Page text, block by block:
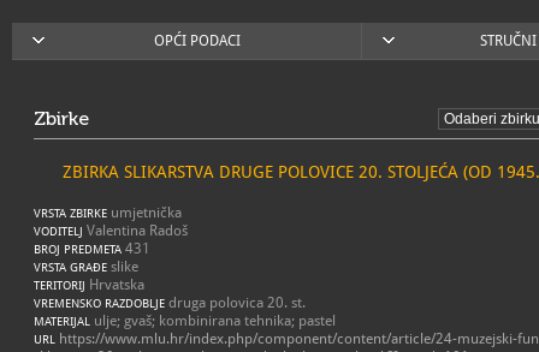
OPĆI PODACI
Zbirke
ZBIRKA SLIKARSTVA DRUGE POLOVICE 20. STOLJEĆA (OD
VRSTA ZBIRKE umjetnička
VODITELJ Valentina Radoš
BROJ PREDMETA 431
VRSTA GRAĐE slike
TERITORIJ Hrvatska
VREMENSKO RAZDOBLJE druga polovica 20. st.
MATERIJAL ulje; gvaš; kombinirana tehnika; pastel
URL
https://www.mlu.hr/index.php/component/content/article/24-muzejski-